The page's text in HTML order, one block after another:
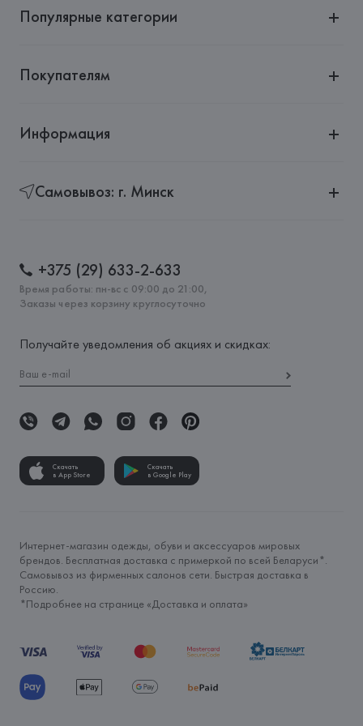
Популярные категории
Покупателям
Информация
Самовывоз: г. Минск
+375 (29) 633-2-633
Время работы: пн-вс с 09:00 до 21:00,
Заказы через корзину круглосуточно
Получайте уведомления об акциях и скидках:
Скачать
в App Store
Скачать
в Google Play
Интернет-магазин одежды, обуви и аксессуаров мировых
брендов. Бесплатная доставка с примеркой по всей Беларуси*.
Самовывоз из фирменных салонов сети. Быстрая доставка в
Россию.
*Подробнее на странице «Доставка и оплата»